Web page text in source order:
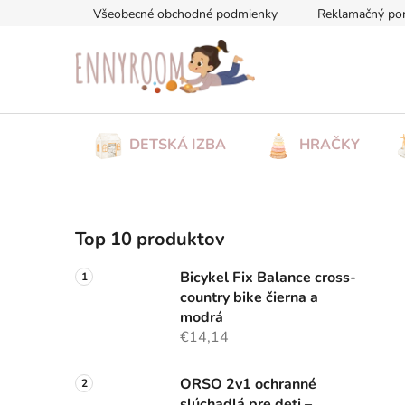
Všeobecné obchodné podmienky Reklamačný
DETSKÁ IZBA HRAČKY
o
č
n
n
Top 10 produktov
Bicykel Fix Balance cross-
country bike čierna a
modrá
€14,14
ORSO 2v1 ochranné